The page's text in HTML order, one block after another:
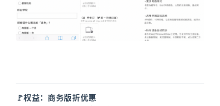
🚩权益：商务版 5 折优惠